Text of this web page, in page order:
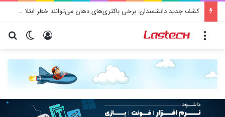
کشف جدید دانشمندان: برخی باکتری‌های دهان می‌توانند خطر ابتلا به آلزایمر را افزایش دهند
تغییر ورود